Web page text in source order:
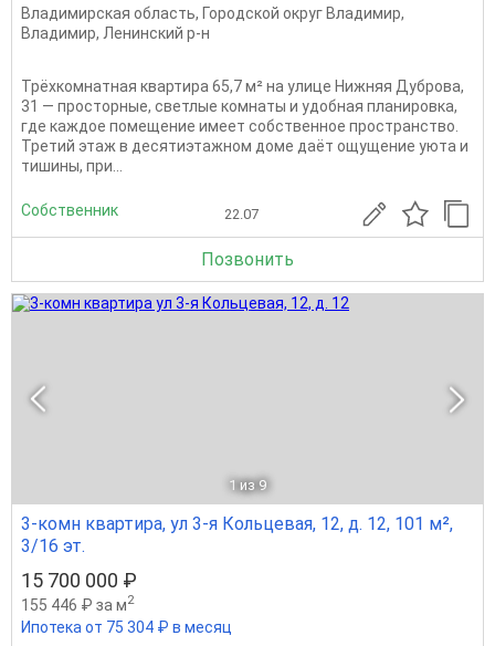
Владимирская область, Городской округ Владимир,
Владимир, Ленинский р-н
Трёхкомнатная квартира 65,7 м² на улице Нижняя Дуброва,
31 — просторные, светлые комнаты и удобная планировка,
где каждое помещение имеет собственное пространство.
Третий этаж в десятиэтажном доме даёт ощущение уюта и
тишины, при...
Собственник 22.07
Позвонить
1 из 9
3-комн квартира, ул 3-я Кольцевая, 12, д. 12, 101 м²,
3/16 эт.
15 700 000 ₽
155 446 ₽ за м2
Ипотека от 75 304 ₽ в месяц